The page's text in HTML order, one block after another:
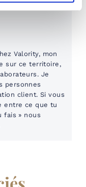
Valority, mon
sur ce territoire,
Je
personnes
client. Si vous
entre ce que tu
fais » nous